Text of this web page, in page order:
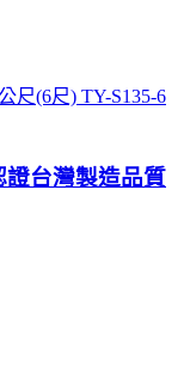
尺(6尺) TY-S135-6
台灣製造品質